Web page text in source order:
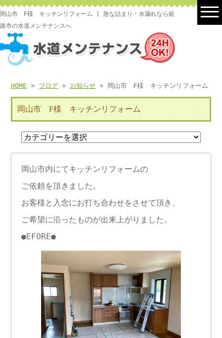
岡山市 F様 キッチンリフォーム | 急な詰まり・水漏れなら姫
路市の水道メンテナンスへ
HOME » ブログ » お知らせ » 岡山市 F様 キッチンリフォーム
岡山市 F様 キッチンリフォーム
岡山市内にてキッチンリフォームの
ご依頼を頂きました。
お客様と入念にお打ち合わせをさせて頂き、
ご希望に沿ったものが出来上がりました。
●EFORE●